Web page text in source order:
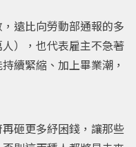
遠比向勞動部通報的多
人），也代表雇主不急著
續緊縮、加上畢業潮，
砸更多紓困錢，讓那些